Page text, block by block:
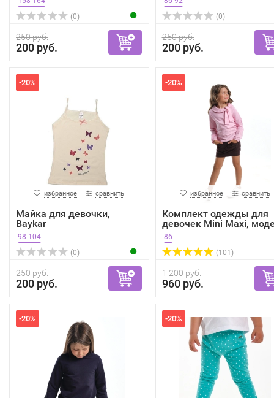
(0)
250 руб.
200 руб.
(0)
250 руб.
200 руб.
-20%
избранное сравнить
Майка для девочки,
Baykar
98-104
(0)
250 руб.
200 руб.
-20%
избранное сравнить
Комплект одежды для
девочек Mini Maxi,
86
(101)
1 200 руб.
960 руб.
-20% -20%